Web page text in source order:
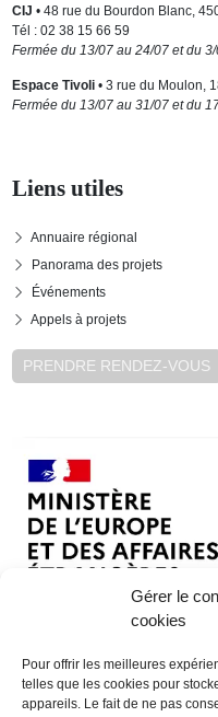
Gérer le
cookies
Pour offrir les meilleures
telles que les cookies pour
appareils. Le fait de ne pas
CIJ • 48 rue du Bourdon Blanc,
Tél : 02 38 15 66 59
Fermée du 13/07 au 24/07 et du
Espace Tivoli• 3 rue du Moulon,
Fermée du 13/07 au 31/07 et du
Liens utiles
Annuaire régional
Panorama des projets
Événements
Appels à projets
PRENDRE RENDEZ-VOUS